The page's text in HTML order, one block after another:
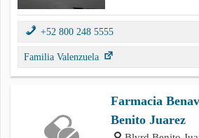
+52 800 248 5555
Familia Valenzuela
Farmacia
Benito Juarez